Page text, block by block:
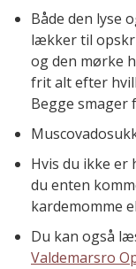
Både den lyse
lækker til
og den mørke
frit alt efter
Begge smager
Hvis du ikke er
du enten
kardemomme
Du kan også
Valdemarsro